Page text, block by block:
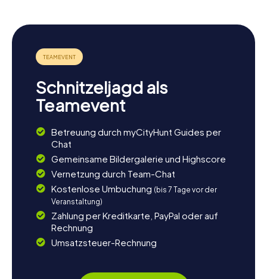
Schnitzeljagd als
Teamevent
Betreuung durch myCityHunt Guides per
Chat
Gemeinsame Bildergalerie und Highscore
Vernetzung durch Team-Chat
Kostenlose Umbuchung (bis 7 Tage vor der
Veranstaltung)
Zahlung per Kreditkarte, PayPal oder auf
Rechnung
Umsatzsteuer-Rechnung